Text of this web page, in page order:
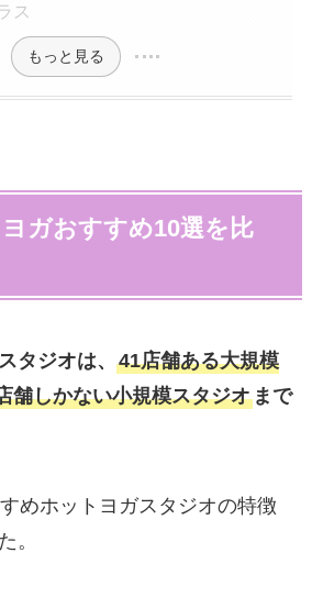
ス
もっと見る
ガおすすめ10選を比
タジオは、
41店舗ある大規模
舗しかない小規模スタジオまで
めホットヨガスタジオの特徴
。